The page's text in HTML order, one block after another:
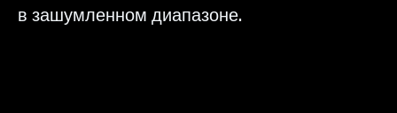
в зашумленном диапазоне.